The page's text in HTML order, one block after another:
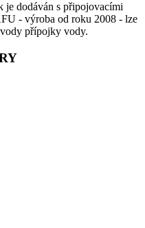
je dodáván s připojovacími
- výroba od roku 2008 - lze
přípojky vody.